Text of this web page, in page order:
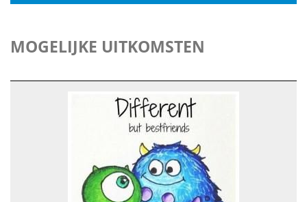
MOGELIJKE UITKOMSTEN